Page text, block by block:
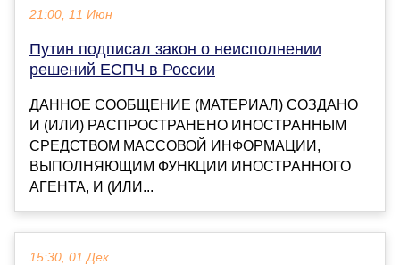
21:00, 11 Июн
Путин подписал закон о неисполнении
решений ЕСПЧ в России
ДАННОЕ СООБЩЕНИЕ (МАТЕРИАЛ) СОЗДАНО
И (ИЛИ) РАСПРОСТРАНЕНО ИНОСТРАННЫМ
СРЕДСТВОМ МАССОВОЙ ИНФОРМАЦИИ,
ВЫПОЛНЯЮЩИМ ФУНКЦИИ ИНОСТРАННОГО
АГЕНТА, И (ИЛИ...
15:30, 01 Дек